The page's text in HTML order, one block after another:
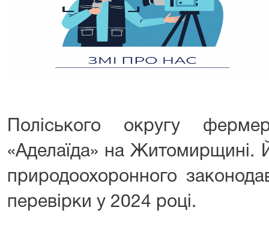
Поліського округу
«Аделаїда» на Житомирщині.
природоохоронного
перевірки у 2024 році.